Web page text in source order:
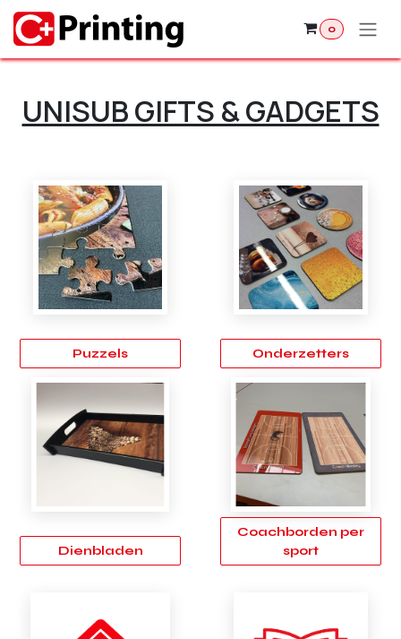
Overslaan naar inhoud
0
UNISUB GIFTS & GADGETS
Puzzels Onderzetters
Dienbladen
Coachborden per
sport